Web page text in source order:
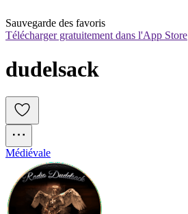
Sauvegarde des favoris
Télécharger gratuitement dans l'App Store
dudelsack
Médiévale